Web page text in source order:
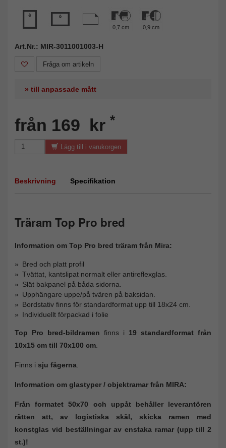
0,7 cm 0,9 cm
Art.Nr.: MIR-3011001003-H
Fråga om artikeln
» till anpassade mått
från 169 kr *
Lägg till i varukorgen
Beskrivning Specifikation
Träram Top Pro bred
Information om Top Pro bred träram från Mira:
Bred och platt profil
Tvättat, kantslipat normalt eller antireflexglas.
Slät bakpanel på båda sidorna.
Upphängare uppe/på tvären på baksidan.
Bordstativ finns för standardformat upp till 18x24 cm.
Individuellt förpackad i folie
Top Pro bred-bildramen finns i 19 standardformat från
10x15 cm till 70x100 cm
Finns i sju fägerna
Information om glastyper / objektramar från MIRA:​​​​​​​
Från formatet 50x70 och uppåt behåller leverantören
rätten att, av logistiska skäl, skicka ramen med
konstglas vid beställningar av enstaka ramar (upp till 2
st.)!